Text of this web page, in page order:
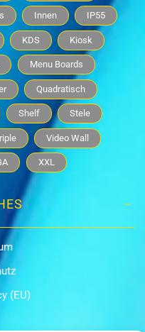
Innen IP55
KDS Kiosk
Menu Boards
Quadratisch
Shelf Stele
Video Wall
XXL
(EU)